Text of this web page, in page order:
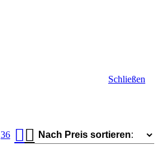
Schließen
36